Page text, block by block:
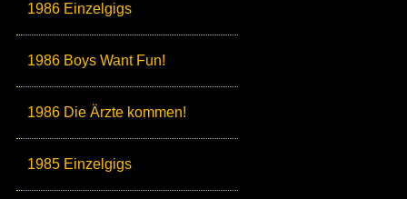
1986 Einzelgigs
1986 Boys Want Fun!
1986 Die Ärzte kommen!
1985 Einzelgigs